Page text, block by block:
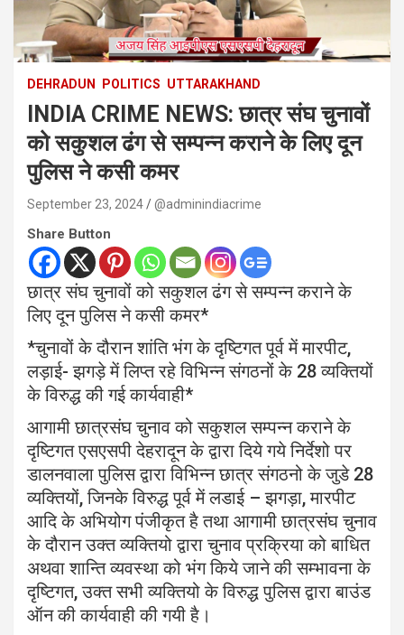
DEHRADUN POLITICS UTTARAKHAND
INDIA CRIME NEWS: छात्र संघ चुनावों
को सकुशल ढंग से सम्पन्न कराने के लिए दून
पुलिस ने कसी कमर
September 23, 2024 @adminindiacrime
Share Button
छात्र संघ चुनावों को सकुशल ढंग से सम्पन्न कराने के
लिए दून पुलिस ने कसी कमर*
*चुनावों के दौरान शांति भंग के दृष्टिगत पूर्व में मारपीट,
लड़ाई- झगड़े में लिप्त रहे विभिन्न संगठनों के 28 व्यक्तियों
के विरुद्ध की गई कार्यवाही*
आगामी छात्रसंघ चुनाव को सकुशल सम्पन्न कराने के
दृष्टिगत एसएसपी देहरादून के द्वारा दिये गये निर्देशो पर
डालनवाला पुलिस द्वारा विभिन्न छात्र संगठनो के जुडे 28
व्यक्तियों, जिनके विरुद्ध पूर्व में लडाई – झगड़ा, मारपीट
आदि के अभियोग पंजीकृत है तथा आगामी छात्रसंघ चुनाव
के दौरान उक्त व्यक्तियो द्वारा चुनाव प्रक्रिया को बाधित
अथवा शान्ति व्यवस्था को भंग किये जाने की सम्भावना के
दृष्टिगत, उक्त सभी व्यक्तियो के विरुद्ध पुलिस द्वारा बाउंड
ऑन की कार्यवाही की गयी है।